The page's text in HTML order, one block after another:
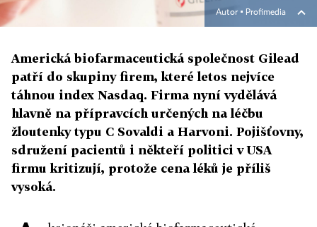
Autor ▪ Profimedia
Americká biofarmaceutická společnost Gilead
patří do skupiny firem, které letos nejvíce
táhnou index Nasdaq. Firma nyní vydělává
hlavně na přípravcích určených na léčbu
žloutenky typu C Sovaldi a Harvoni. Pojišťovny,
sdružení pacientů i někteří politici v USA
firmu kritizují, protože cena léků je příliš
vysoká.